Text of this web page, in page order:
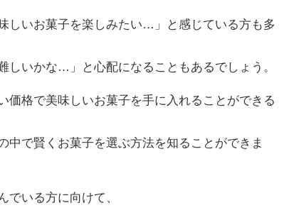
しいお菓子を楽しみたい…」と感じている方も多
しいかな…」と心配になることもあるでしょう。
価格で美味しいお菓子を手に入れることができる
中で賢くお菓子を選ぶ方法を知ることができま
でいる方に向けて、